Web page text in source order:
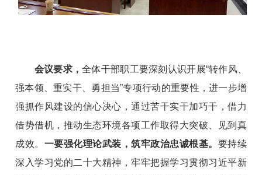
会议要求，全体干部职工要深刻认识开展“转作风、
强本领、重实干、勇担当”专项行动的重要性，进一步增
强抓作风建设的信心决心，通过苦干实干加巧干，借力
借势借机，推动生态环境各项工作取得大突破、见到真
成效。 一要强化理论武装，筑牢政治忠诚根基。 要持续
深入学习党的二十大精神，牢牢把握学习贯彻习近平新